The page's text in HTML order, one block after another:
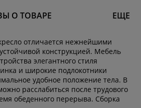
О ТОВАРЕ ЕЩЕ
отличается нежнейшими
конструкцией. Мебель
элегантного стиля
и широкие подлокотники
удобное положение тела. В
расслабиться после трудового
обеденного перерыва. Сборка